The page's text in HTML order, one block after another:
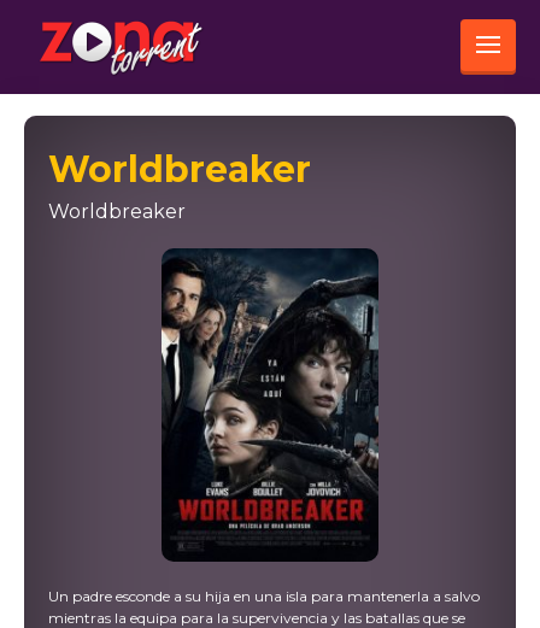
Worldbreaker
Worldbreaker
Un padre esconde a su hija en una isla para mantenerla a salvo
mientras la equipa para la supervivencia y las batallas que se